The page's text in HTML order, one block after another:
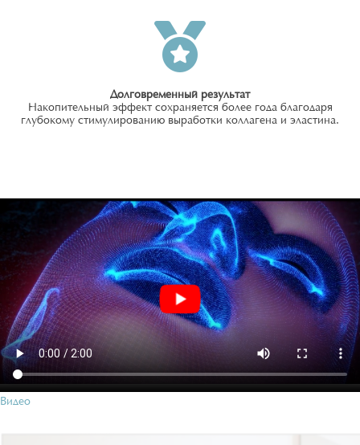
Долговременный результат
Накопительный эффект сохраняется более года благодаря
глубокому стимулированию выработки коллагена и эластина.
Видео